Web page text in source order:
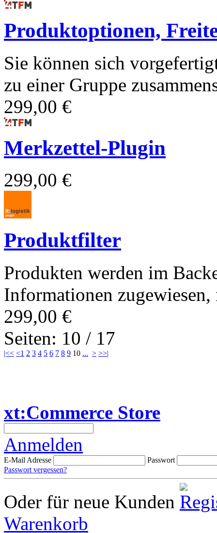
Produktoptionen,
Sie können sich
zu einer Gruppe
299,00 €
Merkzettel-Plugin
299,00 €
Produktfilter
Produkten werden im
Informationen zugewiesen,
299,00 €
Seiten: 10 / 17
|<< <1 2 3 4 5 6 7 8 9 10 ... > >>|
xt:Commerce Store
Anmelden
E-Mail Adresse
Passwort
Passwort vergessen?
Oder für neue Kunden
Warenkorb